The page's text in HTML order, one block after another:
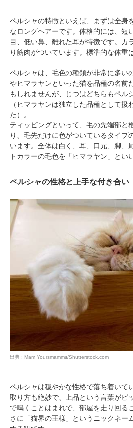
ペルシャの特徴といえば、まずは全身
なロングヘアーです。体格的には、短
目、低い鼻、離れた耳が特徴です。カ
り筋肉がついています。標準的な体重
ペルシャは、毛色の種類が非常に多い
やヒマラヤンといった猫を品種の名前
もしれませんが、じつはどちらもペル
（ヒマラヤンは独立した品種として扱
た）。
ティッピングといって、毛の先端部と
り、毛先だけに色がついているタイプ
います。全体は白く、耳、口元、脚、
トカラーの毛色を「ヒマラヤン」とい
ペルシャの性格と上手な付き合い
出典 : Mam Yoursmammu/Shutterstock.com
ペルシャは穏やかな性格で落ち着いて
取り方も絶妙で、上品という言葉がピ
で鳴くことはまれで、部屋を走り回る
さに「猫界の王様」というニックネー
PECOアプリをダウンロ